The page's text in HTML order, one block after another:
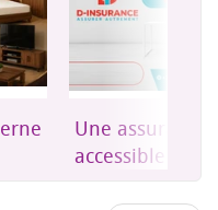
Une
accessible à